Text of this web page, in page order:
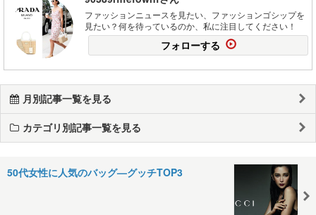
ファッションニュースを見たい、ファッションゴシップを
見たい？何を待っているのか、私に注目してください！
フォローする
月別記事一覧を見る
カテゴリ別記事一覧を見る
50代女性に人気のバッグ—グッチTOP3